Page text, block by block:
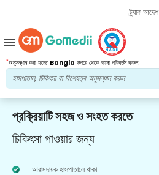
ট্র্যাক আদেশ
*অনুসন্ধান করা হচ্ছে Bangla উপরে থেকে ভাষা পরিবর্তন করুন.
menu
প্রক্রিয়াটি সহজ ও সংহত করতে
চিকিৎসা পাওয়ার জন্য
আরামদায়ক হাসপাতালে থাকা